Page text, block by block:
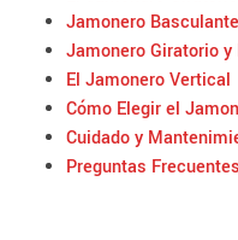
Jamonero Basculante
Jamonero Giratorio
El Jamonero Vertical
Cómo Elegir el
Cuidado y
Preguntas Frecuentes